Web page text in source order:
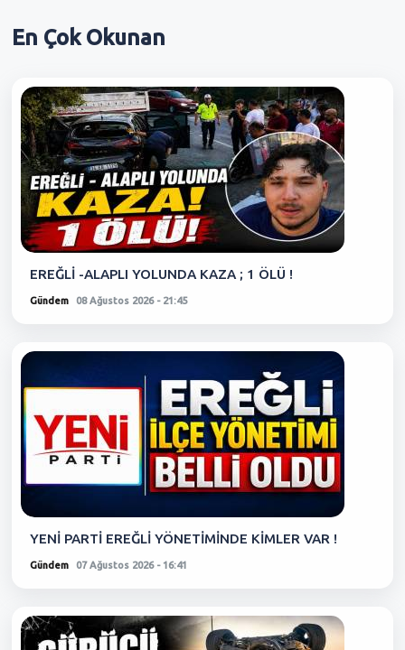
En ÇokOkunan
EREĞLİ -ALAPLI YOLUNDA KAZA ; 1 ÖLÜ !
Gündem 08 Ağustos 2026 - 21:45
YENİ PARTİ EREĞLİ YÖNETİMİNDE KİMLER VAR !
Gündem 07 Ağustos 2026 - 16:41